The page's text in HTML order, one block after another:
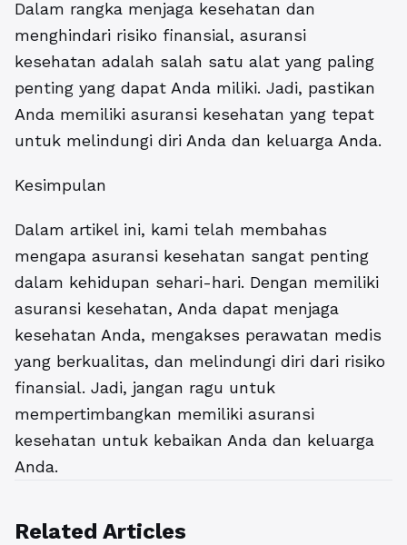
Dalam rangka menjaga kesehatan dan
menghindari risiko finansial, asuransi
kesehatan adalah salah satu alat yang paling
penting yang dapat Anda miliki. Jadi, pastikan
Anda memiliki asuransi kesehatan yang tepat
untuk melindungi diri Anda dan keluarga Anda.
Kesimpulan
Dalam artikel ini, kami telah membahas
mengapa asuransi kesehatan sangat penting
dalam kehidupan sehari-hari. Dengan memiliki
asuransi kesehatan, Anda dapat menjaga
kesehatan Anda, mengakses perawatan medis
yang berkualitas, dan melindungi diri dari risiko
finansial. Jadi, jangan ragu untuk
mempertimbangkan memiliki asuransi
kesehatan untuk kebaikan Anda dan keluarga
Anda.
Related Articles